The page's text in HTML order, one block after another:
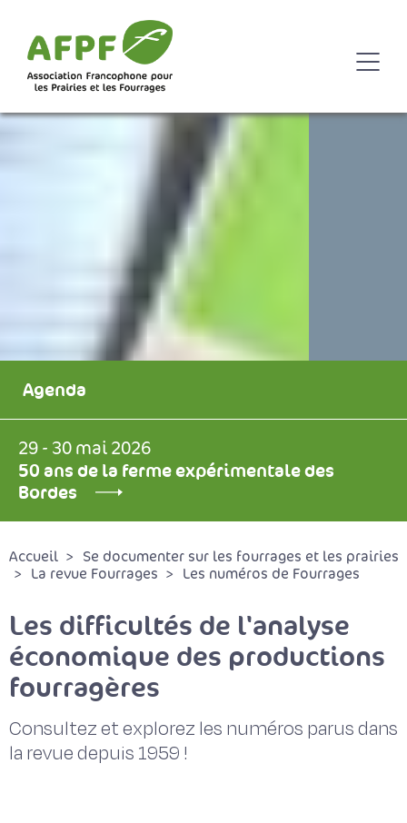
Agenda
29 - 30 mai 2026
50 ans de la ferme expérimentale des
Bordes
Accueil
Se documenter sur les fourrages et les prairies
La revue Fourrages
Les numéros de Fourrages
Les difficultés de l'analyse
économique des productions
fourragères
Consultez et explorez les numéros parus dans
la revue depuis 1959 !